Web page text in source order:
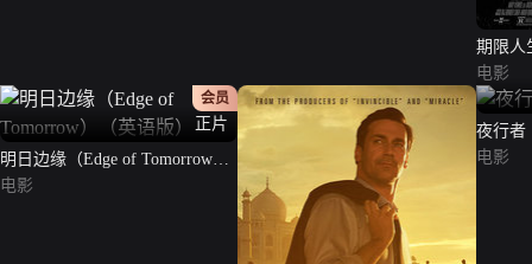
期限人
电影
正片
会员
明日边缘（Edge of Tomorrow）
（英语版）
电影
夜行者
电影